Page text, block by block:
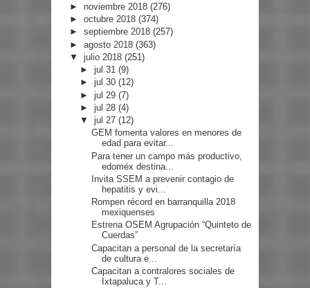
► noviembre 2018 (276)
► octubre 2018 (374)
► septiembre 2018 (257)
► agosto 2018 (363)
▼ julio 2018 (251)
►jul 31(9)
►jul 30(12)
►jul 29(7)
►jul 28(4)
▼jul 27(12)
GEM fomenta valores en menores de
edad para evitar...
Para tener un campo más productivo,
edoméx destina...
Invita SSEM a prevenir contagio de
hepatitis y evi...
Rompen récord en barranquilla 2018
mexiquenses
Estrena OSEM Agrupación “Quinteto de
Cuerdas”
Capacitan a personal de la secretaría
de cultura e...
Capacitan a contralores sociales de
Ixtapaluca y T...